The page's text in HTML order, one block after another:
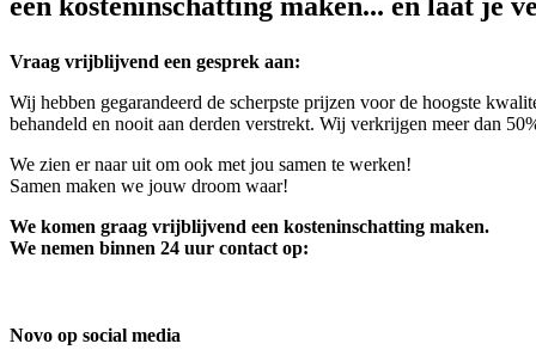
Vraag vrijblijvend een gesprek aan:
Wij hebben gegarandeerd de scherpste prijzen voor de hoogste
behandeld en nooit aan derden verstrekt. Wij verkrijgen meer dan
We zien er naar uit om ook met jou samen te werken!
Samen maken we jouw droom waar!
We komen graag vrijblijvend een kosteninschatting maken.
We nemen binnen 24 uur contact op:
Novo op social media